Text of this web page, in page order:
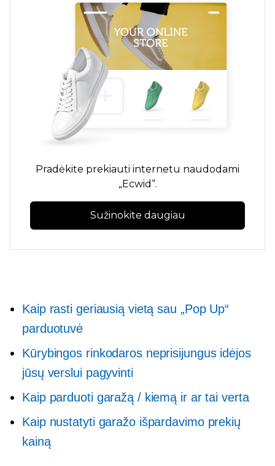
Pradėkite prekiauti internetu naudodami
„Ecwid“.
Sužinokite daugiau
Kaip rasti geriausią vietą sau „Pop Up“
parduotuvė
Kūrybingos rinkodaros neprisijungus idėjos
jūsų verslui pagyvinti
Kaip parduoti garažą / kiemą ir ar tai verta
Kaip nustatyti garažo išpardavimo prekių
kainą